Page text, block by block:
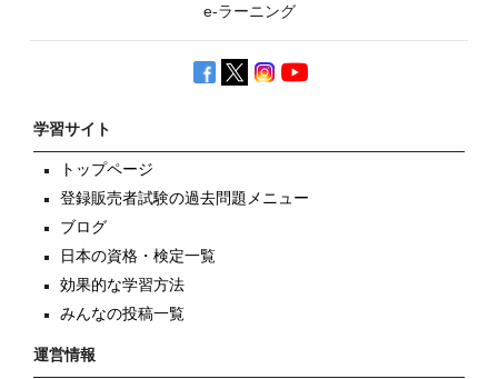
e-ラーニング
学習サイト
トップページ
登録販売者試験の過去問題メニュー
ブログ
日本の資格・検定一覧
効果的な学習方法
みんなの投稿一覧
運営情報